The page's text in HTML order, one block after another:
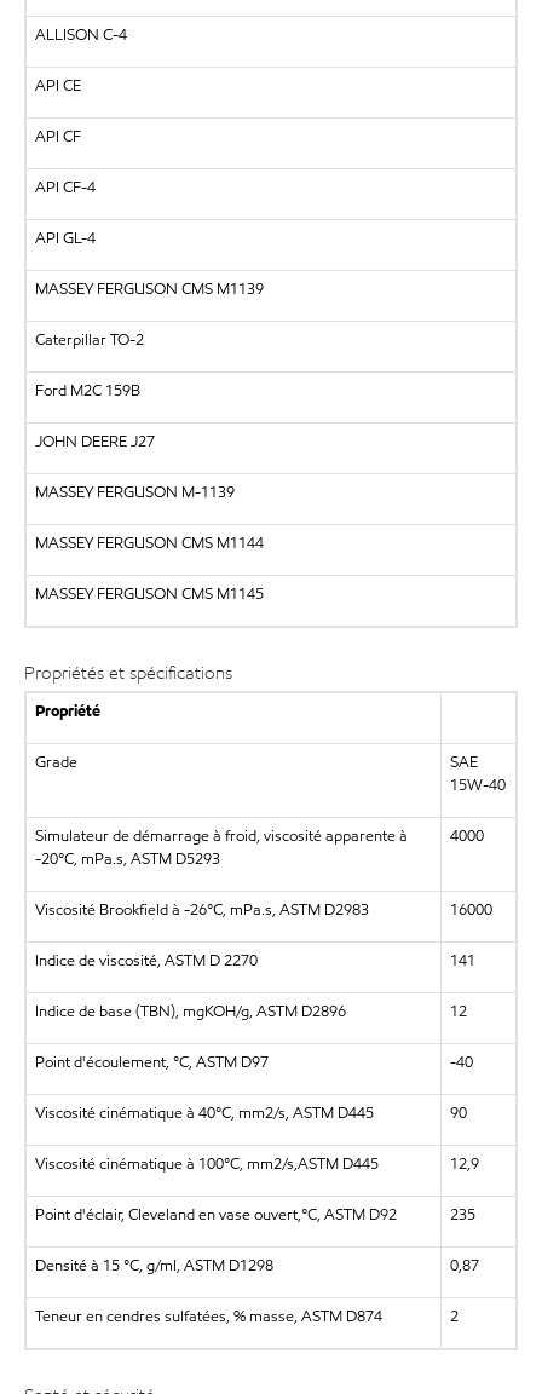
ALLISON C-4
API CE
API CF
API CF-4
API GL-4
MASSEY FERGUSON CMS M1139
Caterpillar TO-2
Ford M2C 159B
JOHN DEERE J27
MASSEY FERGUSON M-1139
MASSEY FERGUSON CMS M1144
MASSEY FERGUSON CMS M1145
Propriétés et spécifications
Propriété
Grade
SAE
15W-40
Simulateur de démarrage à froid, viscosité apparente à
-20°C, mPa.s, ASTM D5293
4000
Viscosité Brookfield à -26°C, mPa.s, ASTM D2983 16000
Indice de viscosité, ASTM D 2270 141
Indice de base (TBN), mgKOH/g, ASTM D2896 12
Point d'écoulement, °C, ASTM D97 -40
Viscosité cinématique à 40°C, mm2/s, ASTM D445 90
Viscosité cinématique à 100°C, mm2/s,ASTM D445 12,9
Point d'éclair, Cleveland en vase ouvert,°C, ASTM D92 235
Densité à 15 °C, g/ml, ASTM D1298 0,87
Teneur en cendres sulfatées, % masse, ASTM D874 2